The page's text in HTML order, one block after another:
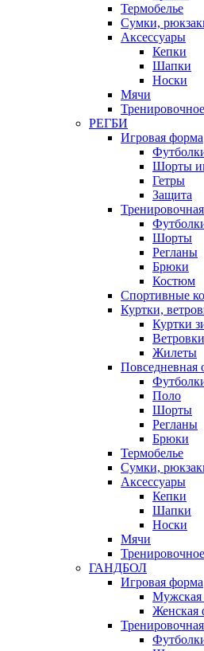
Термобелье
Сумки,
Аксессуары
Кепки
Шапки
Носки
Мячи
РЕГБИ
Игровая форма
Шорты
Гетры
Защита
Шорты
Регланы
Брюки
Костюм
Спортивные
Куртки,
Куртки
Ветровки
Жилеты
Повседневная
Поло
Шорты
Регланы
Брюки
Термобелье
Сумки,
Аксессуары
Кепки
Шапки
Носки
Мячи
ГАНДБОЛ
Игровая форма
Мужская
Женская